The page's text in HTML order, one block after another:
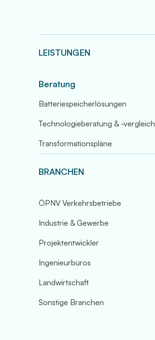
LEISTUNGEN
Beratung
Batteriespeicherlösungen
Technologieberatung & -vergleich
Transformationspläne
BRANCHEN
ÖPNV Verkehrsbetriebe
Industrie & Gewerbe
Projektentwickler
Ingenieurbüros
Landwirtschaft
Sonstige Branchen